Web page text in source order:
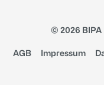
© 2026 BIPA
AGB Impressum